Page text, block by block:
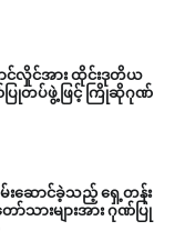
ာင်လှိုင်အား ထိုင်းဒုတိယ
ပြုတပ်ဖွဲ့ဖြင့် ကြိုဆိုဂုဏ်
းဆောင်ခဲ့သည့် ရှေ့တန်း
ာ်သားများအား ဂုဏ်ပြု